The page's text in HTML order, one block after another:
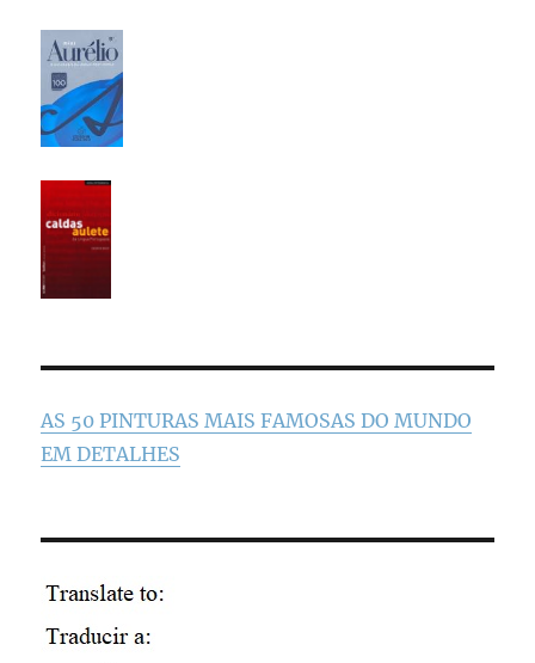
AS 50 PINTURAS MAIS FAMOSAS DO MUNDO
EM DETALHES